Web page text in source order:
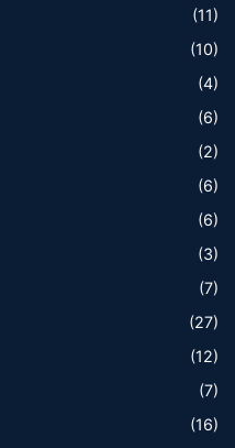
(11)
(10)
(4)
(6)
(2)
(6)
(6)
(3)
(7)
(27)
(12)
(7)
(16)